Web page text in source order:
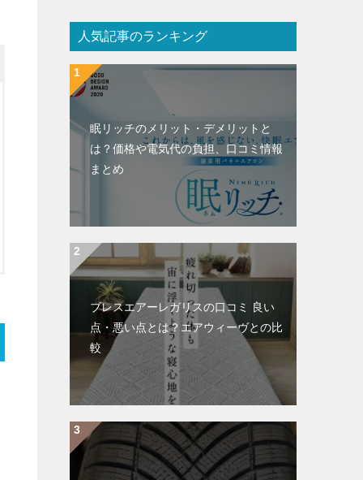
人気記事のランキング
眠リッチのメリット・デメリットと
は？価格や電気代の負担、口コミ情報
まとめ
ブレスエアーレガリスの口コミ 良い
点・悪い点とは？エアウィーヴとの比
較